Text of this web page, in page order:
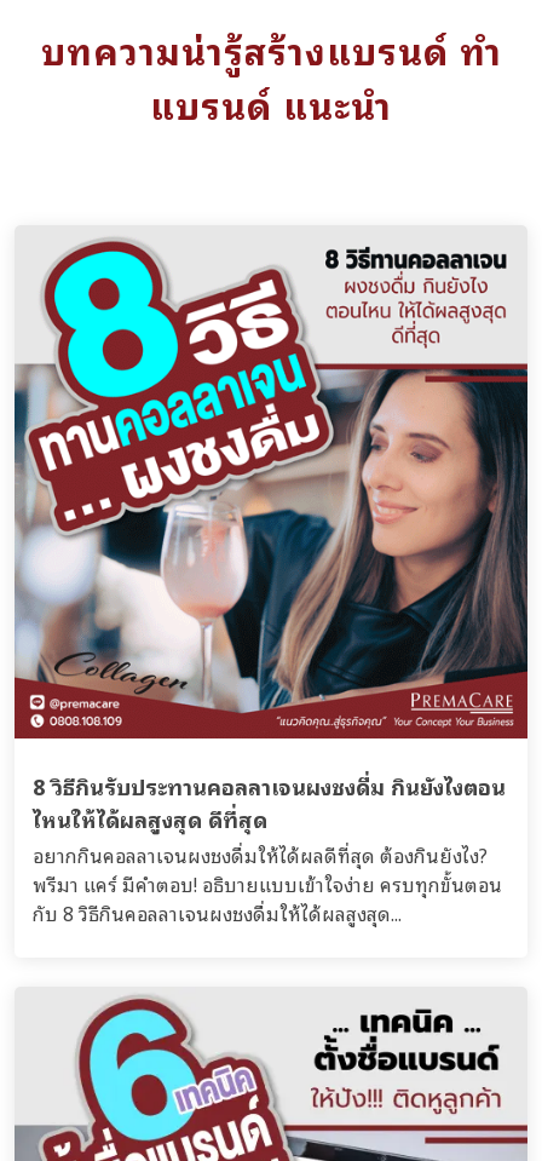
บทความน่ารู้สร้างแบรนด์ ทำ
แบรนด์ แนะนำ
8 วิธีกินรับประทานคอลลาเจนผงชงดื่ม กินยังไงตอน
ไหนให้ได้ผลสูงสุด ดีที่สุด
อยากกินคอลลาเจนผงชงดื่มให้ได้ผลดีที่สุด ต้องกินยังไง?
พรีมา แคร์ มีคำตอบ! อธิบายแบบเข้าใจง่าย ครบทุกขั้นตอน
กับ 8 วิธีกินคอลลาเจนผงชงดื่มให้ได้ผลสูงสุด...